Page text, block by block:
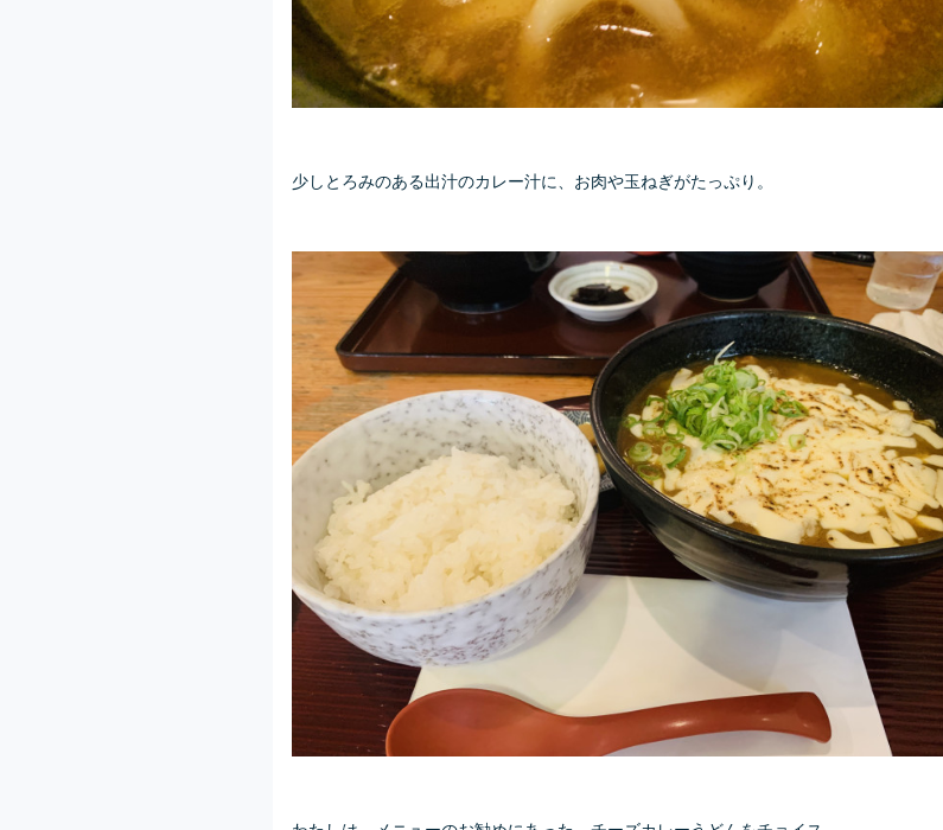
少しとろみのある出汁のカレー汁に、お肉や玉ねぎがたっぷり。